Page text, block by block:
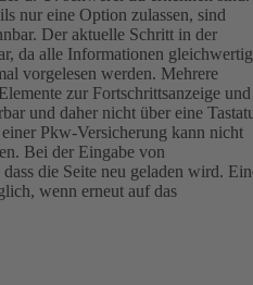
nur eine Option zulassen, sind
Der aktuelle Schritt in der
da alle Informationen gleichwertig
vorgelesen werden. Mehrere
zur Fortschrittsanzeige und
und daher nicht über eine
Pkw-Versicherung kann nicht
Bei der Eingabe von
die Seite neu geladen wird.
wenn erneut auf das